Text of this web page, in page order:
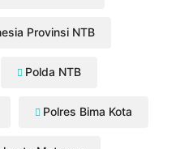
Provinsi NTB
Polda NTB
Polres Bima Kota